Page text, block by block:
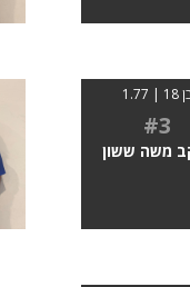
| 1.77
#3
משה ששון